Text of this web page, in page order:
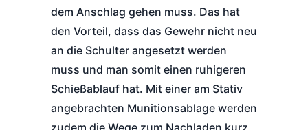
dem Anschlag gehen muss. Das hat
den Vorteil, dass das Gewehr nicht neu
an die Schulter angesetzt werden
muss und man somit einen ruhigeren
Schießablauf hat. Mit einer am Stativ
angebrachten Munitionsablage werden
zudem die Wege zum Nachladen kurz